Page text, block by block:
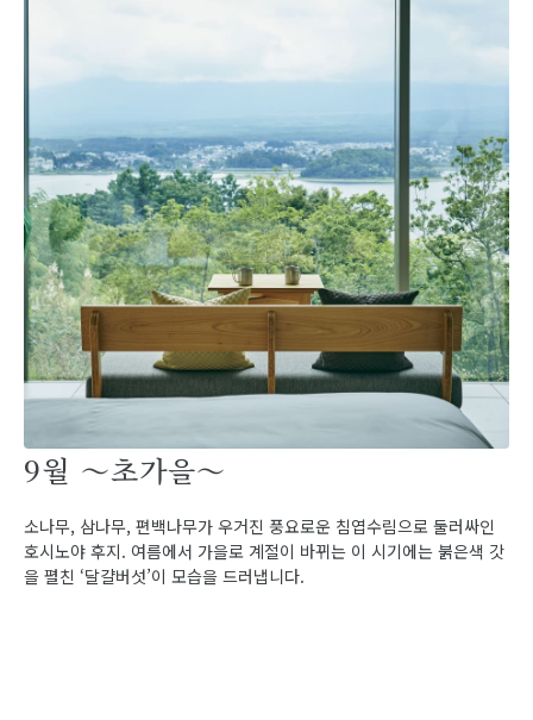
9월 ～초가을～
소나무, 삼나무, 편백나무가 우거진 풍요로운 침엽수림으로 둘러싸인
호시노야 후지. 여름에서 가을로 계절이 바뀌는 이 시기에는 붉은색 갓
을 펼친 ‘달걀버섯’이 모습을 드러냅니다.